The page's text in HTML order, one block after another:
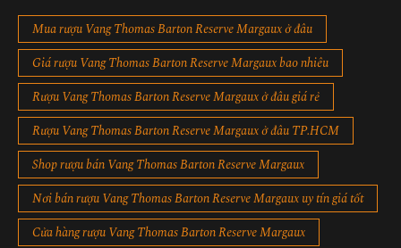
Mua rượu Vang Thomas Barton Reserve Margaux ở đâu
Giá rượu Vang Thomas Barton Reserve Margaux bao nhiêu
Rượu Vang Thomas Barton Reserve Margaux ở đâu giá rẻ
Rượu Vang Thomas Barton Reserve Margaux ở đâu TP.HCM
Shop rượu bán Vang Thomas Barton Reserve Margaux
Nơi bán rượu Vang Thomas Barton Reserve Margaux uy tín giá tốt
Cửa hàng rượu Vang Thomas Barton Reserve Margaux